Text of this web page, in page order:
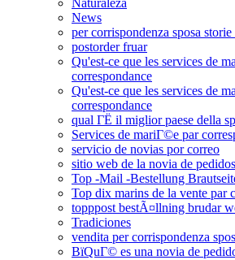
Naturaleza
News
per corrispondenza sposa
postorder fruar
Qu'est-ce que les services de
correspondance
Qu'est-ce que les services de
correspondance
qual ГЁ il miglior paese della
Services de mariГ©e par
servicio de novias por correo
sitio web de la novia de
Top -Mail -Bestellung
Top dix marins de la vente par
topppost bestÃ¤llning brudar
Tradiciones
vendita per corrispondenza
ВїQuГ© es una novia de